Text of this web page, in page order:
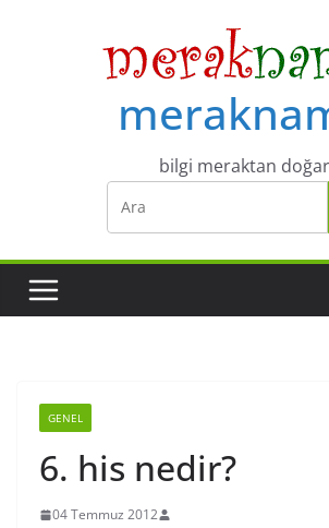
bilgi meraktan doğar
GENEL
6. his nedir?
04 Temmuz 2012